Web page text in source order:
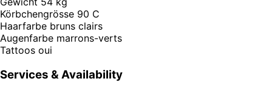
Körbchengrösse 90 C
Haarfarbe bruns clairs
Augenfarbe marrons-verts
Tattoos oui
Services & Availability